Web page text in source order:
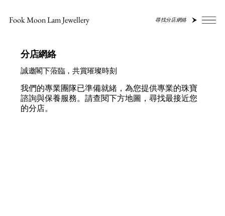
Fook Moon Lam Jewellery 尋找分店網絡
分店網絡
誠邀閣下蒞臨，共賞璀璨時刻
我們的專業團隊已準備就緒，為您提供專業的珠寶
諮詢與保養服務。請查閱下方地圖，尋找最接近您
的分店。